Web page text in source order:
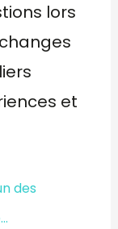
lors
et
des